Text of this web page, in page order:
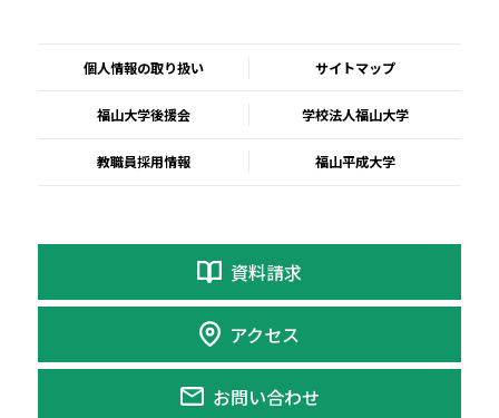
個人情報の取り扱い サイトマップ
福山大学後援会 学校法人福山大学
教職員採用情報 福山平成大学
資料請求
アクセス
お問い合わせ